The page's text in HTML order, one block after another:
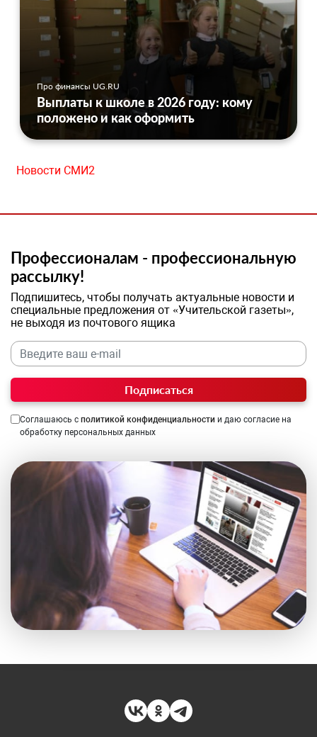
Про финансы UG.RU
Выплаты к школе в 2026 году: кому
положено и как оформить
Новости СМИ2
Профессионалам - профессиональную
рассылку!
Подпишитесь, чтобы получать актуальные новости и
специальные предложения от «Учительской газеты»,
не выходя из почтового ящика
Подписаться
Соглашаюсь с политикой конфиденциальности и даю согласие на
обработку персональных данных